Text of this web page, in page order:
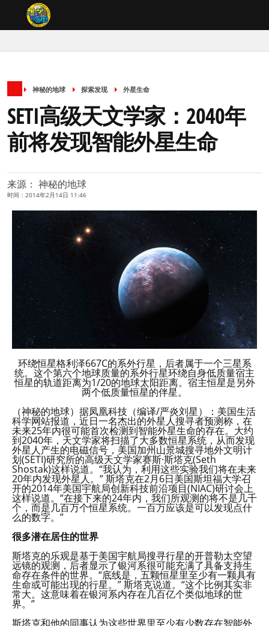
神秘的地球 探索发现 外星生命
SETI高级天文学家：2040年
前将发现智能外星生命
来源： 神秘的地球
时间：2014年2月14日 11:46
环绕恒星格利泽667C的系外行星，后者属于一个三星系
统。这个第六个地球质量的系外行星环绕自身低质量宿主
恒星的轨道距离为1/20的地球太阳距离。宿主恒星是另外
两个低质量恒星的伴星。
（神秘的地球）据凤凰科技（编译/严炎刘星）：美国生活
科学网站报道，近日一名杰出的外星人搜寻者预测称，在
未来25年内很可能首次检测到智能外星生命的存在。大约
到2040年，天文学家将扫描了大多数恒星系统，从而发现
外星人产生的电磁信号，美国加州山景城搜寻地外文明计
划(SETI)研究所的高级天文学家赛斯·斯塔克(Seth
Shostak)这样说道。“我认为，利用这些实验我们将在未来
20年内发现外星人。” 斯塔克在2月6日美国斯坦福大学召
开的2014年美国宇航局创新科技前沿项目(NIAC)研讨会上
这样说道。“在接下来的24年内，我们所观测的将不是几千
个，而是几百万个恒星系统。一百万应该是可以发现点什
么的数字。”
很多潜在居住的世界
斯塔克的乐观是基于美国宇航局搜寻行星的开普勒太空望
远镜的观测，后者显示了银河系很可能充满了具备支持生
命存在条件的世界。“底线是，五颗恒星里至少有一颗具有
生命或可能出现的行星。” 斯塔克说道。“这个比例其实非
常大。这意味着在银河系内存在几百亿个类似地球的世
界。”
斯塔克和他的同事认为这些世界里至少有少数存在智能外